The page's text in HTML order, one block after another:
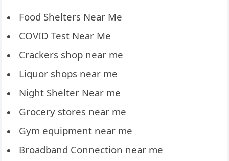
Food Shelters Near Me
COVID Test Near Me
Crackers shop near me
Liquor shops near me
Night Shelter Near me
Grocery stores near me
Gym equipment near me
Broadband Connection near me